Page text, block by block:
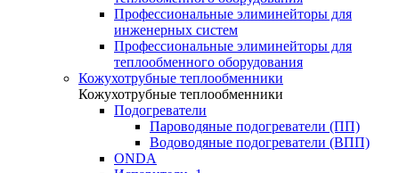
Профессиональные элиминейторы для
инженерных систем
Профессиональные элиминейторы для
теплообменного оборудования
Кожухотрубные теплообменники
Кожухотрубные теплообменники
Подогреватели
Пароводяные подогреватели (ПП)
Водоводяные подогреватели (ВПП)
ONDA